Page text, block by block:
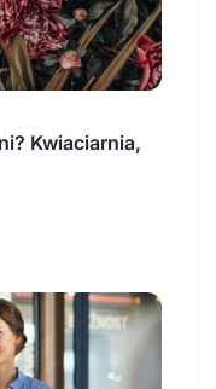
Kwiaciarnia,